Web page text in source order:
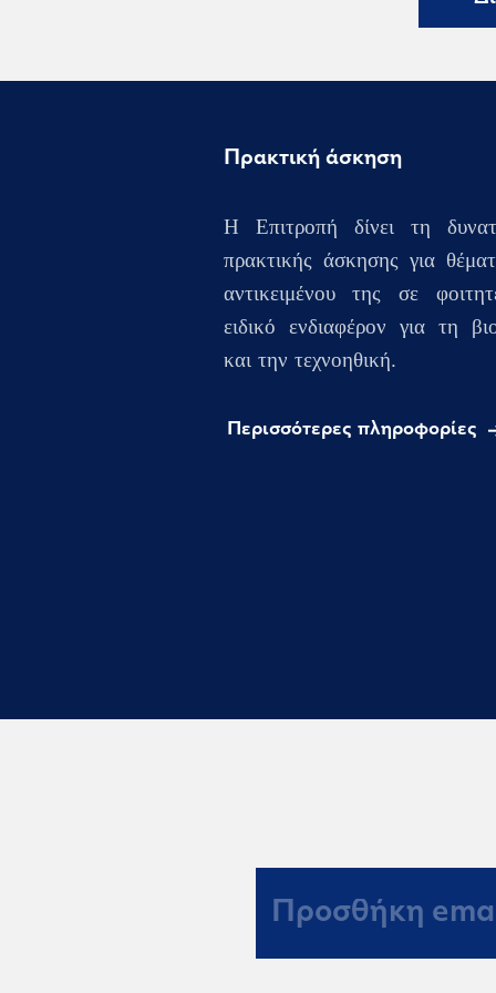
Πρακτική άσκηση
Η Επιτροπή δίνει τη
πρακτικής άσκησης για
αντικειμένου της σε
ειδικό ενδιαφέρον για τη
και την τεχνοηθική.
Περισσότερες πληροφορίες